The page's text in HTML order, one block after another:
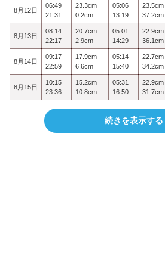
8月12日
06:49
21:31
23.3cm
0.2cm
05:06
13:19
23.5cm
37.2cm
8月13日
08:14
22:17
20.7cm
2.9cm
05:01
14:29
22.9cm
36.1cm
8月14日
09:17
22:59
17.9cm
6.6cm
05:14
15:40
22.7cm
34.2cm
8月15日
10:15
23:36
15.2cm
10.8cm
05:31
16:50
22.9cm
31.7cm
続きを表示する